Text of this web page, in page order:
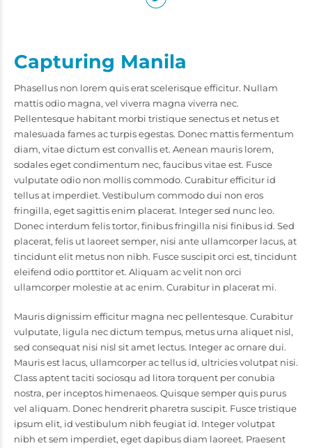
Capturing Manila
Phasellus non lorem quis erat scelerisque efficitur. Nullam
mattis odio magna, vel viverra magna viverra nec.
Pellentesque habitant morbi tristique senectus et netus et
malesuada fames ac turpis egestas. Donec mattis fermentum
diam, vitae dictum est convallis et. Aenean mauris lorem,
sodales eget condimentum nec, faucibus vitae est. Fusce
vulputate odio non mollis commodo. Curabitur efficitur id
tellus at imperdiet. Vestibulum commodo dui non eros
fringilla, eget sagittis enim placerat. Integer sed nunc leo.
Donec interdum felis tortor, finibus fringilla nisi finibus id. Sed
placerat, felis ut laoreet semper, nisi ante ullamcorper lacus, at
tincidunt elit metus non nibh. Fusce suscipit orci est, tincidunt
eleifend odio porttitor et. Aliquam ac velit non orci
ullamcorper molestie at ac enim. Curabitur in placerat mi.
Mauris dignissim efficitur magna nec pellentesque. Curabitur
vulputate, ligula nec dictum tempus, metus urna aliquet nisl,
sed consequat nisi nisl sit amet lectus. Integer ac ornare dui.
Mauris est lacus, ullamcorper ac tellus id, ultricies volutpat nisi.
Class aptent taciti sociosqu ad litora torquent per conubia
nostra, per inceptos himenaeos. Quisque semper quis purus
vel aliquam. Donec hendrerit pharetra suscipit. Fusce tristique
ipsum elit, id vestibulum nibh feugiat id. Integer volutpat
nibh et sem imperdiet, eget dapibus diam laoreet. Praesent